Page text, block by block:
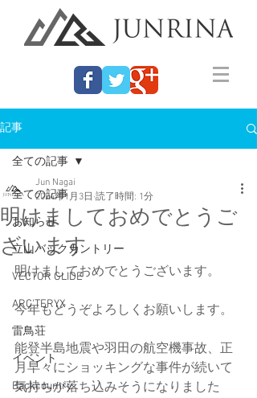
記事
全ての記事
お知らせ
立山バックカントリー
VECTOR GLIDE
ARC'TERYX
雷鳥荘
イベント
Backcountry
全ての記事
明けましておめでとうご
ざいます
Jun Nagai
2024年1月3日 読了時間: 1分
明けましておめでとうございます。
今年もどうぞよろしくお願いします。
能登半島地震や羽田の航空機事故、正
月早々にショッキングな事件が続いて
気持ちが落ち込みそうになりました